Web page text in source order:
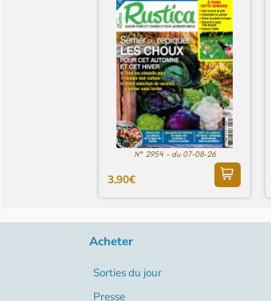
N° 2954 - du 07-08-26
3,90€
Acheter
Sorties du jour
Presse